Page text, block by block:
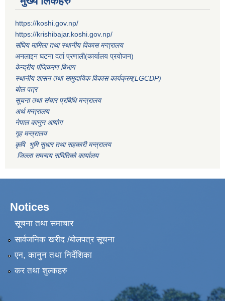
https://koshi.gov.np/
https://krishibajar.koshi.gov.np/
संघिय मामिला तथा स्थानीय विकास मन्त्रालय
अनलाइन घटना दर्ता प्रणाली(कार्यालय प्रयोजन)
केन्द्रीय पंजिकरण बिभाग
स्थानीय शासन तथा सामुदायिक विकास कार्यक्रम(LGCDP)
बोल पत्र
सूचना तथा संचार प्रबिधि मन्त्रालय
अर्थ मन्त्रालय
नेपाल कानुन आयोग
गृह मन्त्रालय
कृषि भुमि सुधार तथा सहकारी मन्त्रालय
जिल्ला समन्वय समितिको कार्यालय
Notices
सूचना तथा समाचार
सार्वजनिक खरीद /बोलपत्र सूचना
एन, कानुन तथा निर्देशिका
कर तथा शुल्कहरु